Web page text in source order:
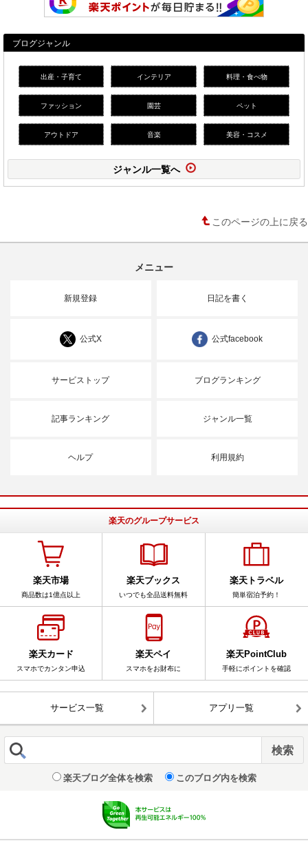
ブログジャンル
出産・子育て インテリア 料理・食べ物
ファッション 園芸 ペット
アウトドア 音楽 美容・コスメ
ジャンル一覧へ
このページの上に戻る
メニュー
新規登録 日記を書く
公式X 公式facebook
サービストップ ブログランキング
記事ランキング ジャンル一覧
ヘルプ 利用規約
楽天のグループサービス
楽天市場
商品数は1億点以上
楽天ブックス
いつでも全品送料無料
楽天トラベル
簡単宿泊予約！
楽天カード
スマホでカンタン申込
楽天ペイ
スマホをお財布に
楽天PointClub
手軽にポイントを確認
サービス一覧 アプリ一覧
楽天ブログ全体を検索 このブログ内を検索